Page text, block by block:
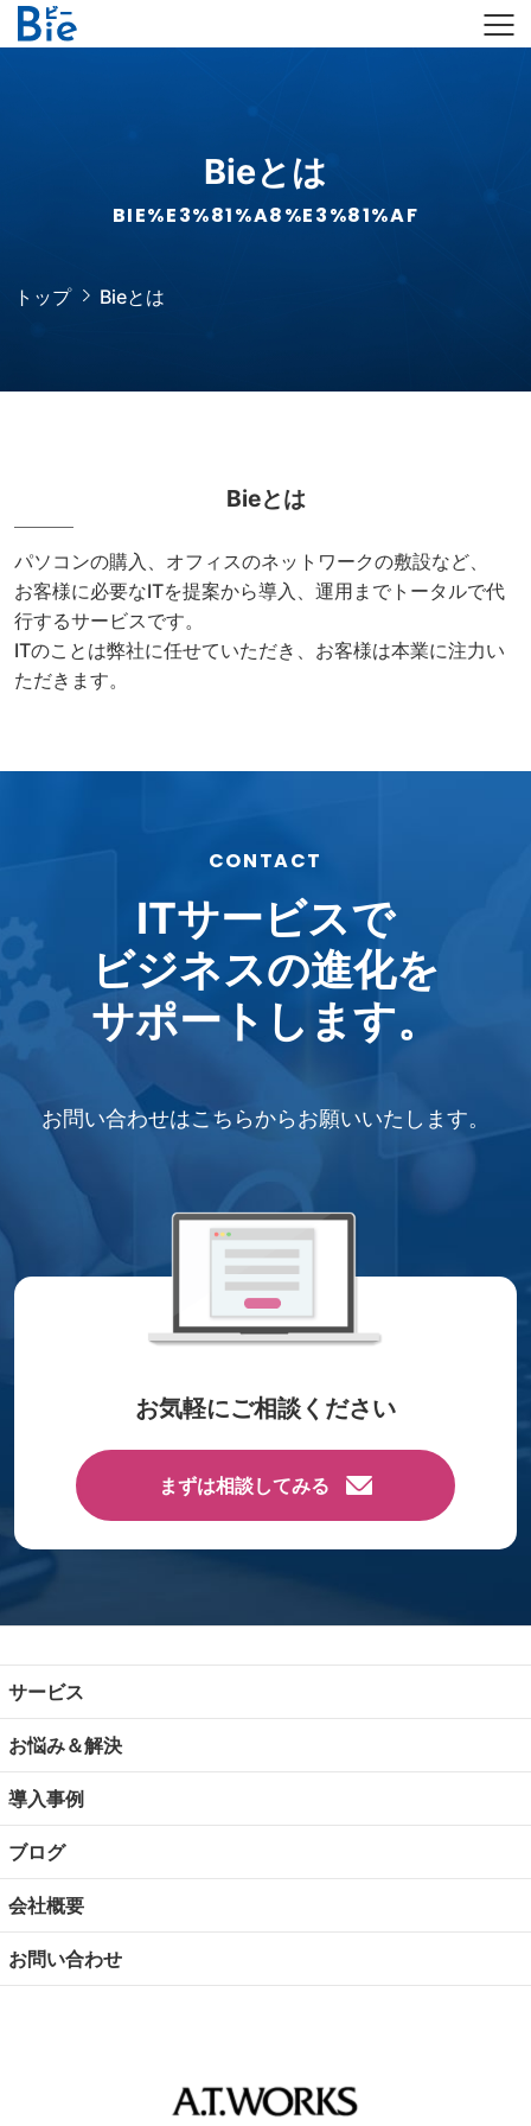
Bieとは
BIE%E3%81%A8%E3%81%AF
トップ Bieとは
Bieとは
パソコンの購入、オフィスのネットワークの敷設など、
お客様に必要なITを提案から導入、運用までトータルで代
行するサービスです。
ITのことは弊社に任せていただき、お客様は本業に注力い
ただきます。
CONTACT
ITサービスで
ビジネスの進化を
サポートします。
お問い合わせはこちらからお願いいたします。
お気軽にご相談ください
まずは相談してみる
サービス
お悩み＆解決
導入事例
ブログ
会社概要
お問い合わせ